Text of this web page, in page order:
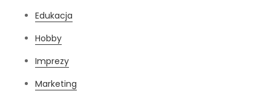
Edukacja
Hobby
Imprezy
Marketing